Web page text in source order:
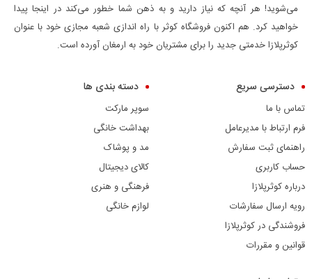
می‌شوید! هر آنچه که نیاز دارید و به ذهن شما خطور می‌کند در اینجا پیدا
خواهید کرد. هم اکنون فروشگاه کوثر با راه اندازی شعبه مجازی خود با عنوان
کوثرپلازا خدمتی جدید را برای مشتریان خود به ارمغان آورده است.
دسترسی سریع
تماس با ما
فرم ارتباط با مدیرعامل
راهنمای ثبت سفارش
حساب کاربری
درباره کوثرپلازا
رویه ارسال سفارشات
فروشندگی در کوثرپلازا
قوانین و مقررات
دسته بندی ها
سوپر مارکت
بهداشت خانگی
مد و پوشاک
کالای دیجیتال
فرهنگی و هنری
لوازم خانگی